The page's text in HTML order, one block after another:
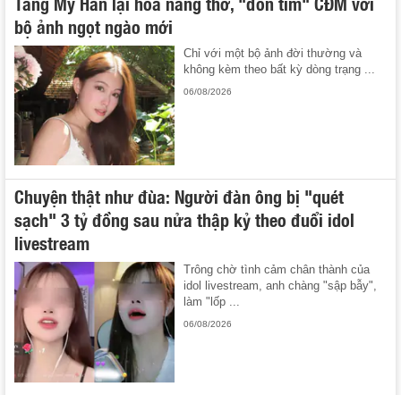
bộ ảnh ngọt ngào mới
Chỉ với một bộ ảnh đời thường và
không kèm theo bất kỳ dòng trạng ...
06/08/2026
Chuyện thật như đùa: Người đàn ông bị "quét
sạch" 3 tỷ đồng sau nửa thập kỷ theo đuổi idol
livestream
Trông chờ tình cảm chân thành của
idol livestream, anh chàng "sập bẫy",
làm "lốp ...
06/08/2026